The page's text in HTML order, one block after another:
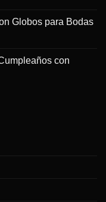
Globos para Bodas
con